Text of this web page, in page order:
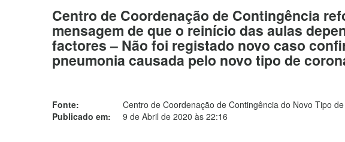
Centro de Coordenação de Contingência
mensagem de que o reinício das aulas
factores – Não foi registado novo caso
pneumonia causada pelo novo tipo de
Fonte:
Centro de Coordenação de Contingência do Novo Tipo
Publicado em:
9 de Abril de 2020 às 22:16